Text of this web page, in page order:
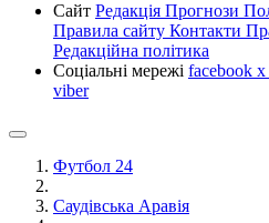
Сайт Редакція Прогнози
Правила сайту Контакти
Редакційна політика
Соціальні мережі facebook x
viber
Футбол 24
Саудівська Аравія